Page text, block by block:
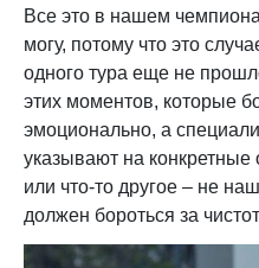
Все это в нашем
могу, потому что это
одного тура еще не
этих моментов, которые
эмоционально, а
указывают на
или что-то другое – не
должен бороться за